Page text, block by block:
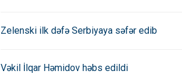
Zelenski ilk dəfə Serbiyaya səfər edib
Vəkil İlqar Həmidov həbs edildi